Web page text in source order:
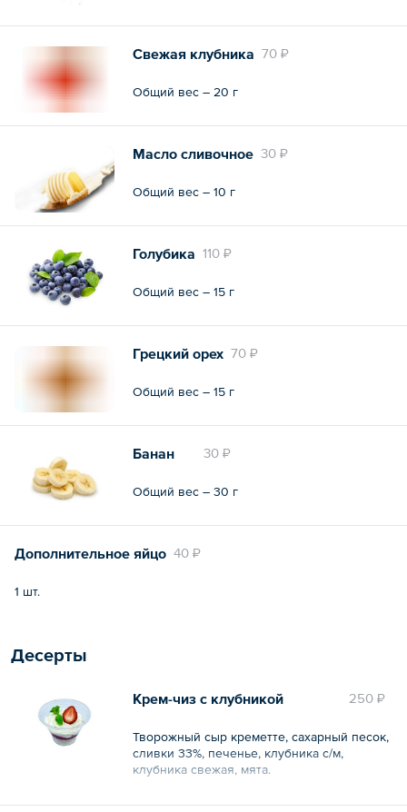
70 ₽
Свежая клубника
Общий вес – 20 г
30 ₽
Масло сливочное
Общий вес – 10 г
110 ₽
Голубика
Общий вес – 15 г
70 ₽
Грецкий орех
Общий вес – 15 г
30 ₽
Банан
Общий вес – 30 г
40 ₽
Дополнительное яйцо
1 шт.
Десерты
250 ₽
Крем-чиз с клубникой
Творожный сыр креметте, сахарный песок,
сливки 33%, печенье, клубника с/м,
клубника свежая, мята.
Общий вес – 150 г